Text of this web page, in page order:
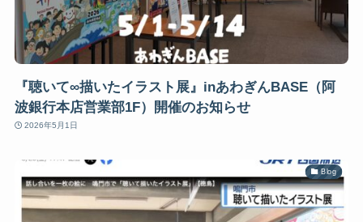
『聴いて∞描いたイラスト展』inあわぎんBASE（阿
波銀行本店営業部1F）開催のお知らせ
2026年5月1日
Blog